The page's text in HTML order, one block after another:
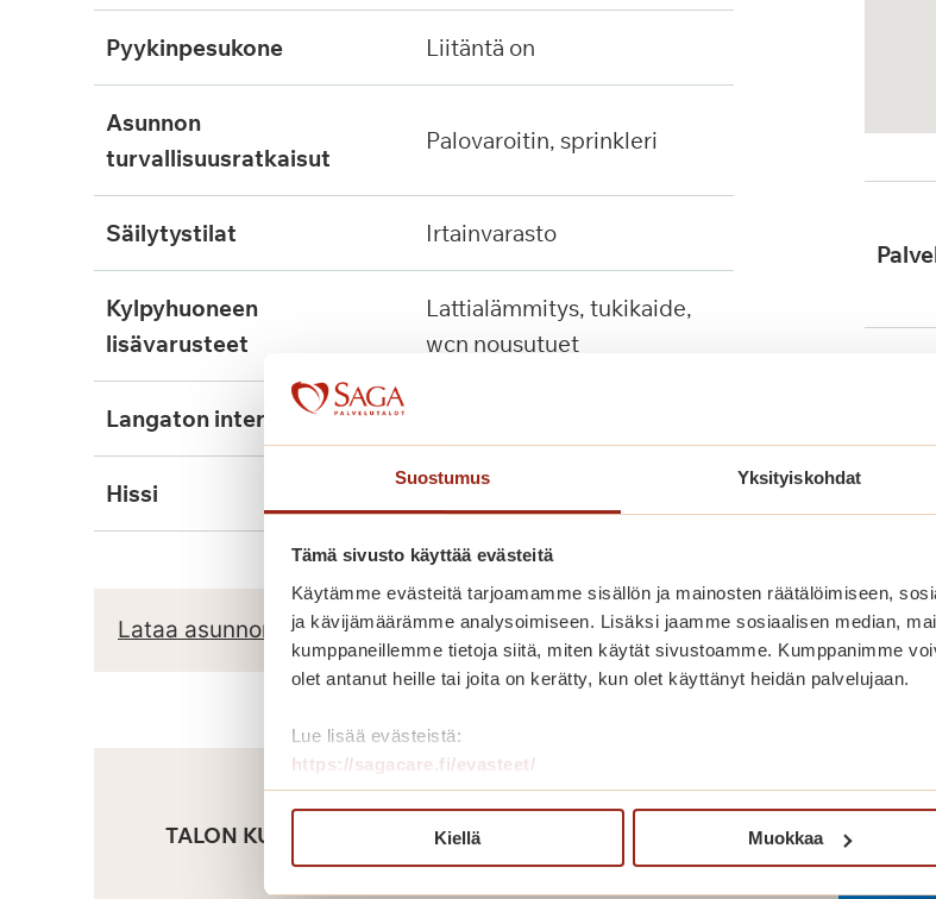
Suostumus Yksityiskohdat
Tämä sivusto käyttää evästeitä
Käytämme evästeitä tarjoamamme sisällön ja mainosten räätälöimiseen,
ja kävijämäärämme analysoimiseen. Lisäksi jaamme sosiaalisen median,
kumppaneillemme tietoja siitä, miten käytät sivustoamme. Kumppanimme
olet antanut heille tai joita on kerätty, kun olet käyttänyt heidän palvelujaan.
Lue lisää evästeistä:
https://sagacare.fi/evasteet/
Kiellä Muokkaa
pyykinpesukone liitäntä on
asunnon
turvallisuusratkaisut
palovaroitin, sprinkleri
säilytystilat irtainvarasto
kylpyhuoneen
lisävarusteet
lattialämmitys, tukikaide,
wcn nousutuet
langaton internet
hissi kyllä, 2kpl
Lataa asunnon pohjapiirros
TALON KUVAUS